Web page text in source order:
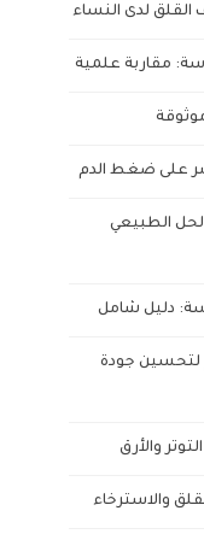
لدى النساء
مقاربة علمية
على ضغط الدم
الطبيعي
دليل شامل
لتحسين جودة
والأرق
والاسترخاء